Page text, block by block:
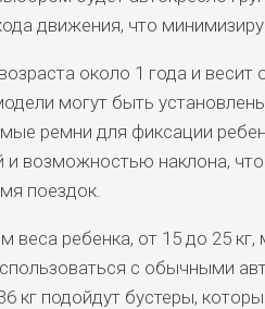
движения, что
около 1 года и весит
могут быть
ремни для фиксации
возможностью наклона,
поездок.
веса ребенка, от 15 до 25
с обычными
кг подойдут бустеры,